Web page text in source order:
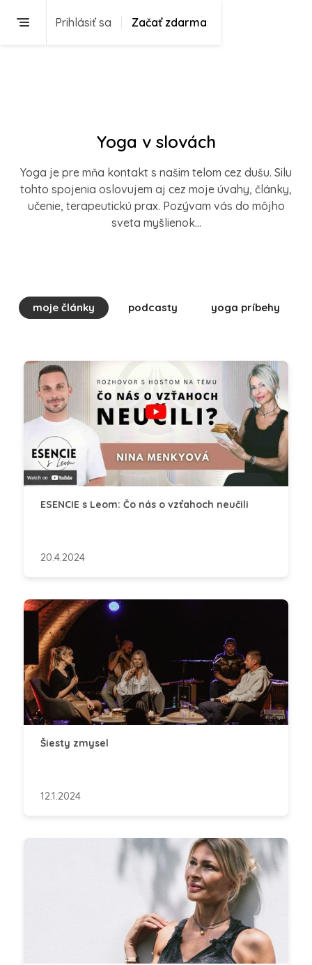
Prihlásiť sa Začať zdarma
Yoga v slovách
Yoga je pre mňa kontakt s našim telom cez dušu. Silu
tohto spojenia oslovujem aj cez moje úvahy, články,
učenie, terapeutickú prax. Pozývam vás do môjho
sveta myšlienok...
moje články podcasty yoga príbehy
ESENCIE s Leom: Čo nás o vzťahoch neučili
20.4.2024
Šiesty zmysel
12.1.2024